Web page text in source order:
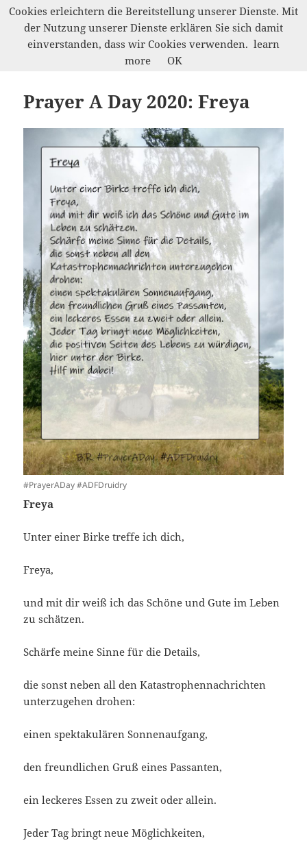
Werkelwald
Prayer A Day 2020: Freya
#PrayerADay #ADFDruidry
Freya
Unter einer Birke treffe ich dich,
Freya,
und mit dir weiß ich das Schöne und Gute im Leben
zu schätzen.
Schärfe meine Sinne für die Details,
die sonst neben all den Katastrophennachrichten
unterzugehen drohen:
einen spektakulären Sonnenaufgang,
den freundlichen Gruß eines Passanten,
ein leckeres Essen zu zweit oder allein.
Jeder Tag bringt neue Möglichkeiten,
Cookies erleichtern die Bereitstellung unserer Dienste. Mit
der Nutzung unserer Dienste erklären Sie sich damit
einverstanden, dass wir Cookies verwenden. learn
more
OK